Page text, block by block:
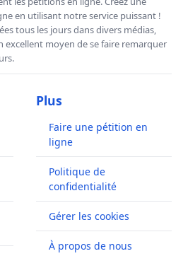
en utilisant notre service puissant !
tous les jours dans divers médias,
excellent moyen de se faire remarquer
Plus
Faire une pétition en
ligne
Politique de
confidentialité
Gérer les cookies
À propos de nous